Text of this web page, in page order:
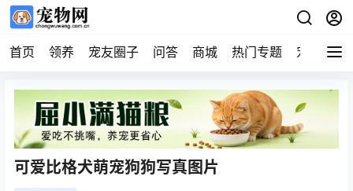
首页 领养 宠友圈子 问答 商城 热门专题 宠物企业
可爱比格犬萌宠狗狗写真图片